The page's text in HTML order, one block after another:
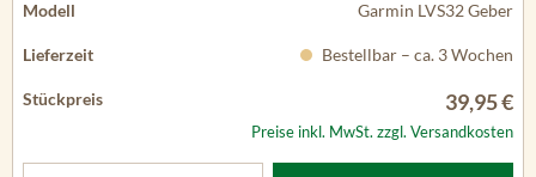
Garmin LVS32 Geber
Bestellbar – ca. 3 Wochen
39,95 €
Preise inkl. MwSt. zzgl. Versandkosten